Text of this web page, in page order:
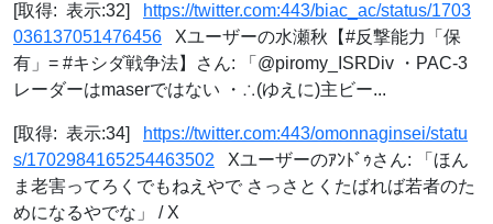
[取得: 表示:32]
https://twitter.com:443/biac_ac/status/1703
036137051476456 Xユーザーの水瀬秋【#反撃能力「保
有」= #キシダ戦争法】さん: 「@piromy_ISRDiv ・PAC-3
レーダーはmaserではない ・∴(ゆえに)主ビー...
[取得: 表示:34]
https://twitter.com:443/omonnaginsei/statu
s/1702984165254463502 Xユーザーのｱﾝﾄﾞｩさん: 「ほん
ま老害ってろくでもねえやで さっさとくたばれば若者のた
めになるやでな」 / X